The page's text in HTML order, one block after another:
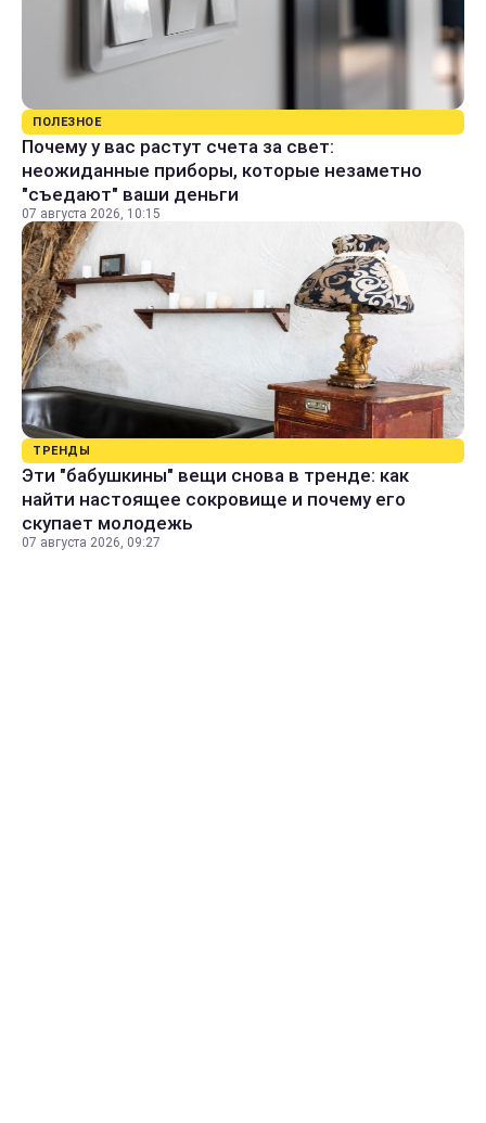
ПОЛЕЗНОЕ
Почему у вас растут счета за свет:
неожиданные приборы, которые незаметно
"съедают" ваши деньги
07 августа 2026, 10:15
ТРЕНДЫ
Эти "бабушкины" вещи снова в тренде: как
найти настоящее сокровище и почему его
скупает молодежь
07 августа 2026, 09:27